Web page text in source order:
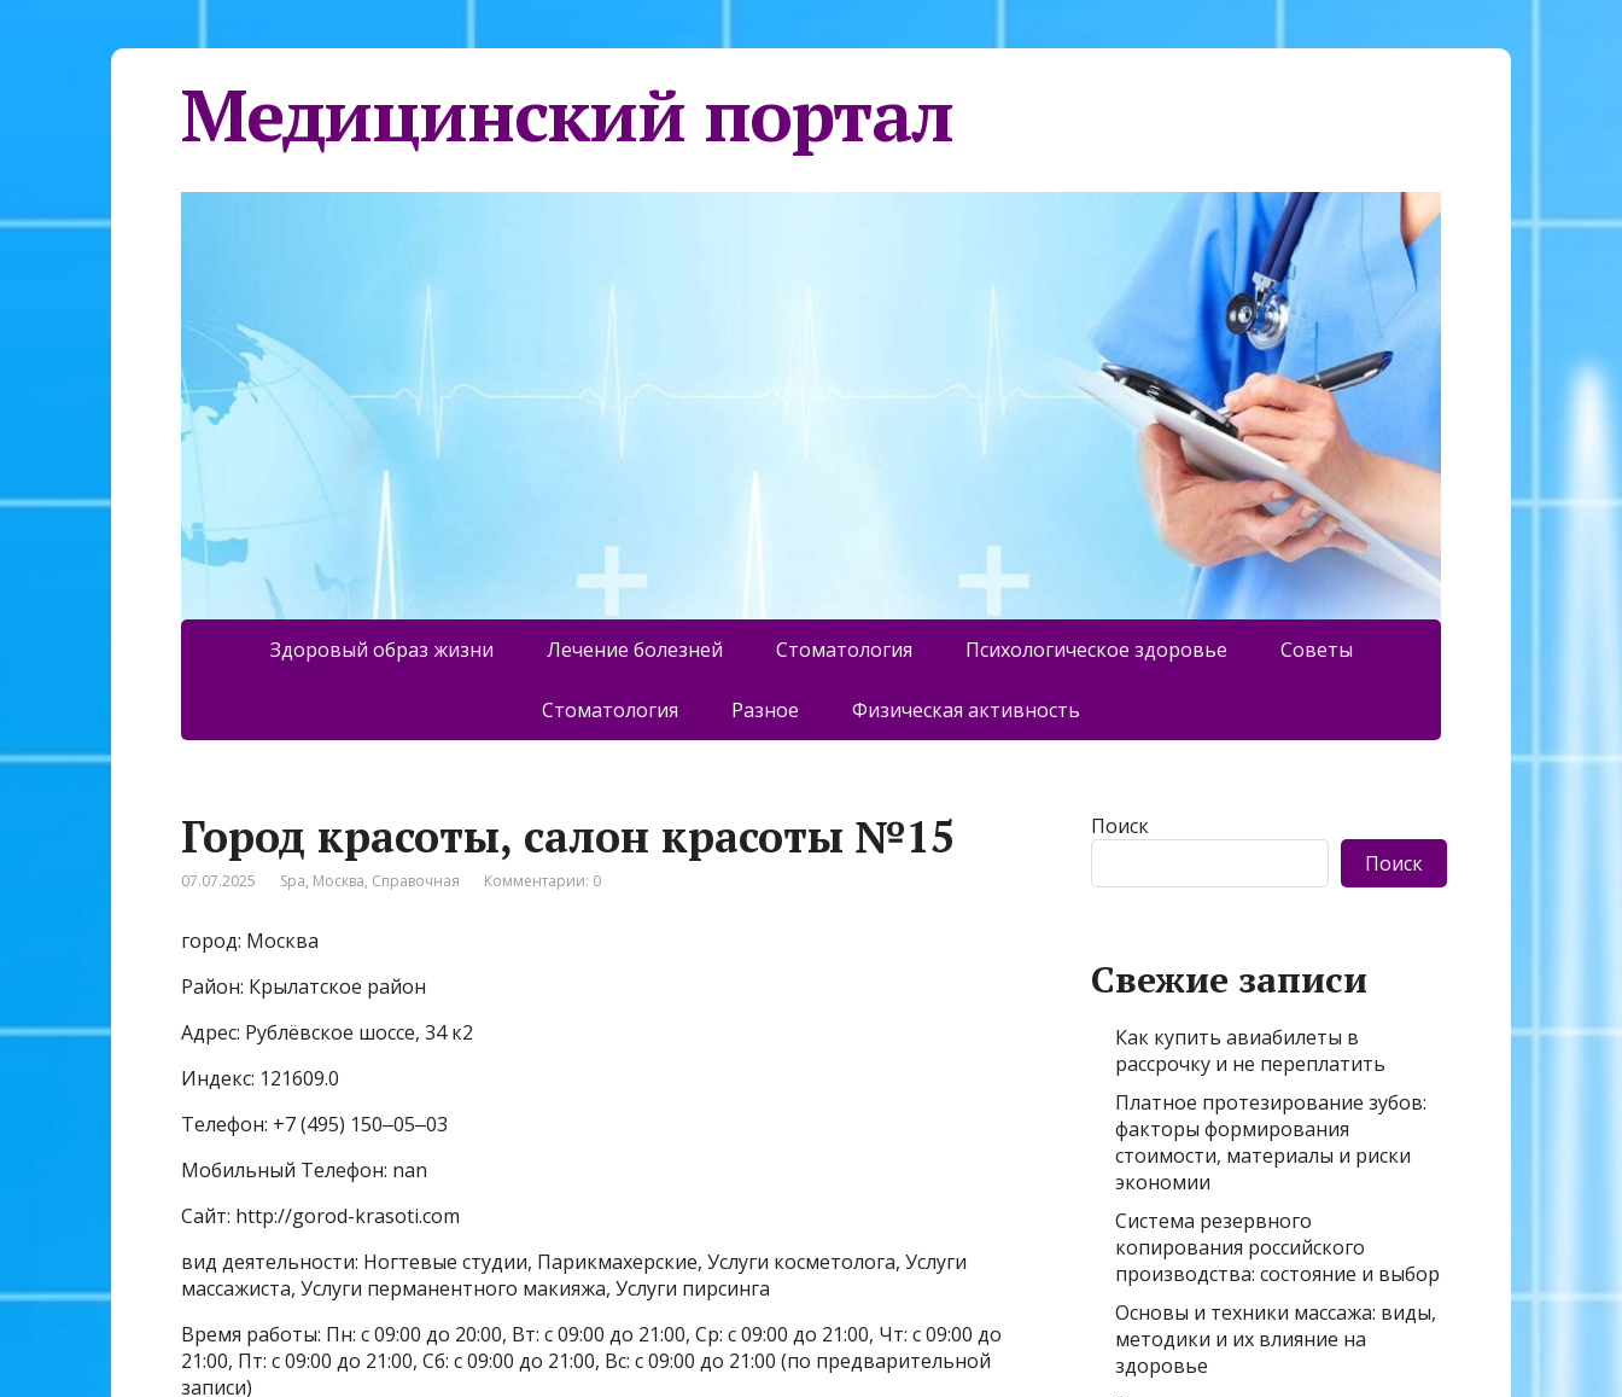
Медицинский портал
Здоровый образ жизни Лечение болезней Стоматология Психологическое здоровье Советы
Стоматология Разное Физическая активность
Город красоты, салон красоты №15
07.07.2025 Spa, Москва, Справочная Комментарии: 0
город: Москва
Район: Крылатское район
Адрес: Рублёвское шоссе, 34 к2
Индекс: 121609.0
Телефон: +7 (495) 150‒05‒03
Мобильный Телефон: nan
Сайт: http://gorod-krasoti.com
вид деятельности: Ногтевые студии, Парикмахерские, Услуги косметолога, Услуги
массажиста, Услуги перманентного макияжа, Услуги пирсинга
Время работы: Пн: с 09:00 до 20:00, Вт: с 09:00 до 21:00, Ср: с 09:00 до 21:00, Чт: с 09:00 до
21:00, Пт: с 09:00 до 21:00, Сб: с 09:00 до 21:00, Вс: с 09:00 до 21:00 (по предварительной
записи)
Поиск
Поиск
Свежие записи
Как купить авиабилеты в
рассрочку и не переплатить
Платное протезирование зубов:
факторы формирования
стоимости, материалы и риски
экономии
Система резервного
копирования российского
производства: состояние и выбор
Основы и техники массажа: виды,
методики и их влияние на
здоровье